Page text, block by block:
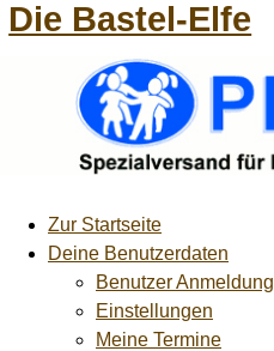
Die Bastel-Elfe
Zur Startseite
Deine Benutzerdaten
Benutzer Anmeldung
Einstellungen
Meine Termine